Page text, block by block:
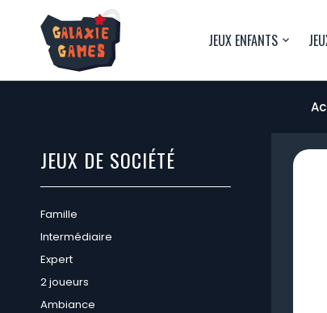
JEUX ENFANTS
JEUX DE SOCIÉTÉ
Famille
Intermédiaire
Expert
2 joueurs
Ambiance